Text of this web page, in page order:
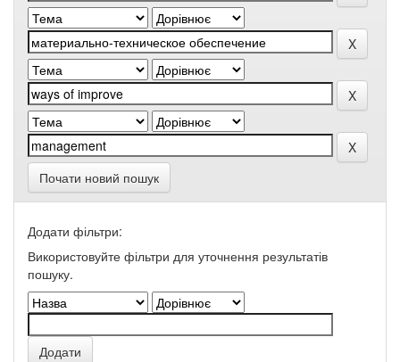
Почати новий пошук
Додати фільтри:
Використовуйте фільтри для уточнення результатів
пошуку.